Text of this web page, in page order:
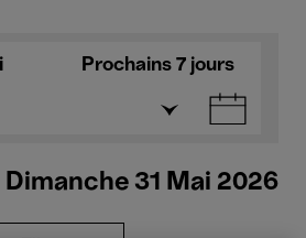
Prochains 7 jours
31 Mai 2026